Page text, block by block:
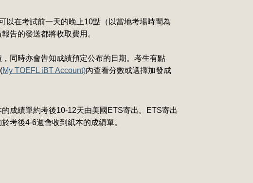
以在考試前一天的晚上10點（以當地考場時間為
告的發送都將收取費用。
同時亦會告知成績預定公布的日期。考生有點
My TOEFL iBT Account)內查看分數或選擇加發成
成績單約考後10-12天由美國ETS寄出。ETS寄出
考後4-6週會收到紙本的成績單。